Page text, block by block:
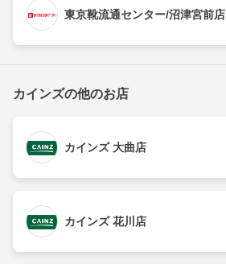
東京靴流通センター/沼津宮前店
カインズの他のお店
カインズ 大曲店
カインズ 花川店